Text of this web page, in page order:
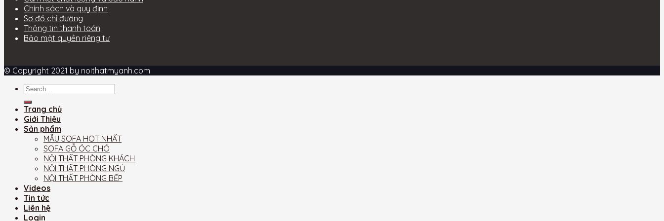
Chính sách và quy định
Sơ đồ chỉ đường
Thông tin thanh toán
Bảo mật quyền riêng tư
© Copyright 2021 by noithatmyanh.com
Trang chủ
Giới Thiệu
Sản phẩm
MẪU SOFA HOT NHẤT
SOFA GỖ ÓC CHÓ
NỘI THẤT PHÒNG KHÁCH
NỘI THẤT PHÒNG NGỦ
NỘI THẤT PHÒNG BẾP
Videos
Tin tức
Liên hệ
Login